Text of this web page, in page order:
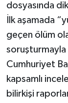
dosyasında
İlk aşamada
geçen ölüm
soruşturmayla
Cumhuriyet
kapsamlı
bilirkişi
Yaşam